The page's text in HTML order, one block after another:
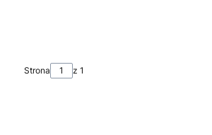
Strona z 1